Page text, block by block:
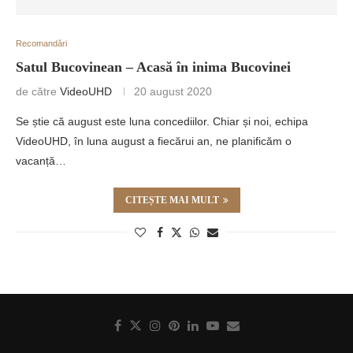
Recomandări
Satul Bucovinean – Acasă în inima Bucovinei
de către VideoUHD 20 august 2020
Se știe că august este luna concediilor. Chiar și noi, echipa
VideoUHD, în luna august a fiecărui an, ne planificăm o
vacanță…
CITEȘTE MAI MULT